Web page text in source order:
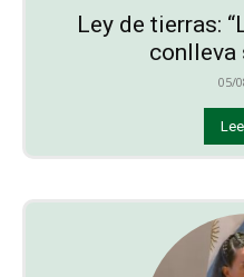
Ley de tierras:
conlleva
05/